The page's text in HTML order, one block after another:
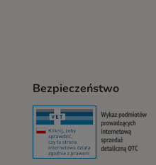
Bezpieczeństwo
Security